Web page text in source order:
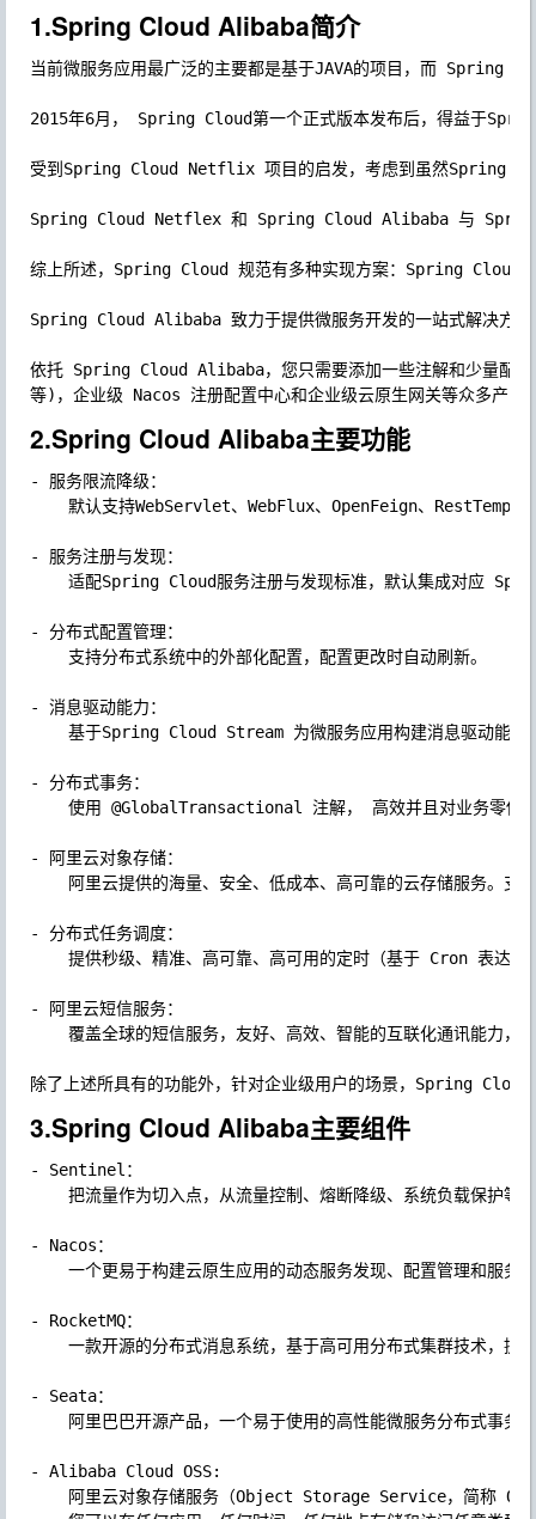
1.Spring Cloud Alibaba简介
当前微服务应用最广泛的主要都是基于JAVA的项目，而 Spring
2015年6月， Spring Cloud第一个正式版本发布后，得益于
受到Spring Cloud Netflix 项目的启发，考虑到虽然Spring
Spring Cloud Netflex 和 Spring Cloud Alibaba 与 Spring
综上所述，Spring Cloud 规范有多种实现方案：Spring
Spring Cloud Alibaba 致力于提供微服务开发的一站式解决方案
依托 Spring Cloud Alibaba，您只需要添加一些注解和少量配置
2.Spring Cloud Alibaba主要功能
- 服务限流降级：
- 服务注册与发现：
- 分布式配置管理：
- 消息驱动能力：
- 分布式事务：
- 阿里云对象存储：
- 分布式任务调度：
- 阿里云短信服务：
3.Spring Cloud Alibaba主要组件
- Sentinel：
- Nacos：
- RocketMQ：
- Seata：
- Alibaba Cloud OSS: